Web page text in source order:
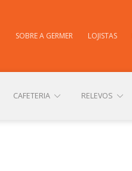
SOBRE A GERMER LOJISTAS
CAFETERIA RELEVOS